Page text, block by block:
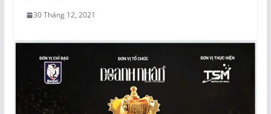
30 Tháng 12, 2021